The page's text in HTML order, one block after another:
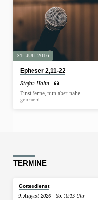
31. JULI 2016
Epheser 2,11-22
Stefan Hahn
Einst ferne, nun aber nahe
gebracht
TERMINE
Gottesdienst
9. August 2026 So. 10:15 Uhr